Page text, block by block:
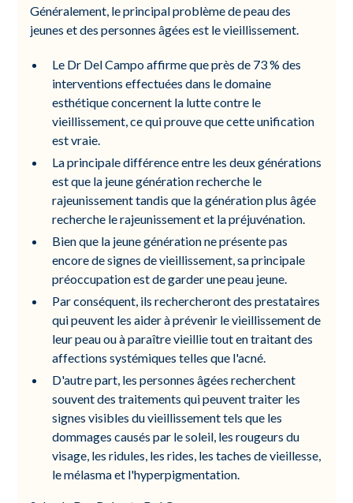
Généralement, le principal problème de peau des
jeunes et des personnes âgées est le vieillissement.
Le Dr Del Campo affirme que près de 73 % des
interventions effectuées dans le domaine
esthétique concernent la lutte contre le
vieillissement, ce qui prouve que cette unification
est vraie.
La principale différence entre les deux générations
est que la jeune génération recherche le
rajeunissement tandis que la génération plus âgée
recherche le rajeunissement et la préjuvénation.
Bien que la jeune génération ne présente pas
encore de signes de vieillissement, sa principale
préoccupation est de garder une peau jeune.
Par conséquent, ils rechercheront des prestataires
qui peuvent les aider à prévenir le vieillissement de
leur peau ou à paraître vieillie tout en traitant des
affections systémiques telles que l'acné.
D'autre part, les personnes âgées recherchent
souvent des traitements qui peuvent traiter les
signes visibles du vieillissement tels que les
dommages causés par le soleil, les rougeurs du
visage, les ridules, les rides, les taches de vieillesse,
le mélasma et l'hyperpigmentation.